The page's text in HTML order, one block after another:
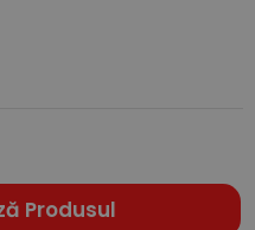
Produsul